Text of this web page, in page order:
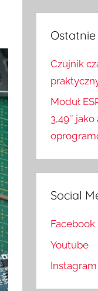
Czujnik
Moduł
3,49″
Social
Facebook
Youtube
Instagram